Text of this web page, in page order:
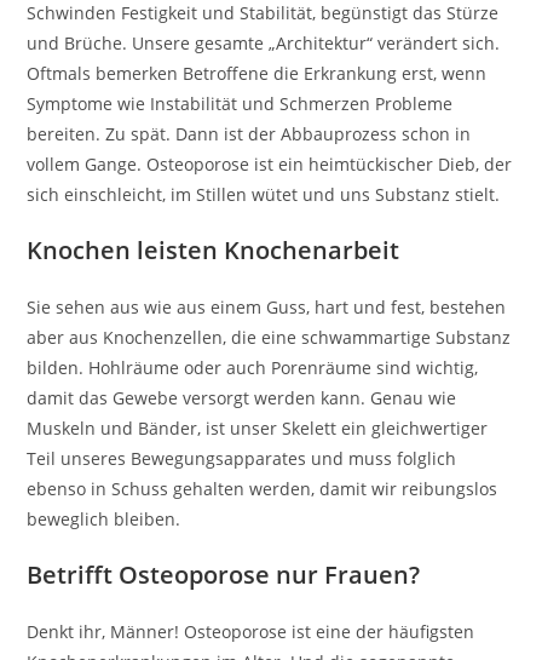
Schwinden Festigkeit und Stabilität, begünstigt das Stürze
und Brüche. Unsere gesamte „Architektur“ verändert sich.
Oftmals bemerken Betroffene die Erkrankung erst, wenn
Symptome wie Instabilität und Schmerzen Probleme
bereiten. Zu spät. Dann ist der Abbauprozess schon in
vollem Gange. Osteoporose ist ein heimtückischer Dieb, der
sich einschleicht, im Stillen wütet und uns Substanz stielt.
Knochen leisten Knochenarbeit
Sie sehen aus wie aus einem Guss, hart und fest, bestehen
aber aus Knochenzellen, die eine schwammartige Substanz
bilden. Hohlräume oder auch Porenräume sind wichtig,
damit das Gewebe versorgt werden kann. Genau wie
Muskeln und Bänder, ist unser Skelett ein gleichwertiger
Teil unseres Bewegungsapparates und muss folglich
ebenso in Schuss gehalten werden, damit wir reibungslos
beweglich bleiben.
Betrifft Osteoporose nur Frauen?
Denkt ihr, Männer! Osteoporose ist eine der häufigsten